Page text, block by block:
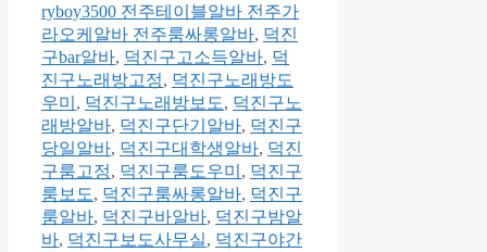
ryboy3500 전주테이블알바 전주가
라오케알바 전주룸싸롱알바, 덕진
구bar알바, 덕진구고소득알바, 덕
진구노래방고정, 덕진구노래방도
우미 , 덕진구노래방보도, 덕진구노
래방알바, 덕진구단기알바, 덕진구
당일알바, 덕진구대학생알바, 덕진
구룸고정, 덕진구룸도우미 , 덕진구
룸보도, 덕진구룸싸롱알바, 덕진구
룸알바, 덕진구바알바, 덕진구밤알
바, 덕진구보도사무실, 덕진구야간